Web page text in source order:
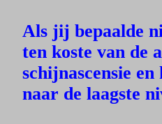
Als jij bepaalde
ten koste van de
schijnascensie
naar de laagste